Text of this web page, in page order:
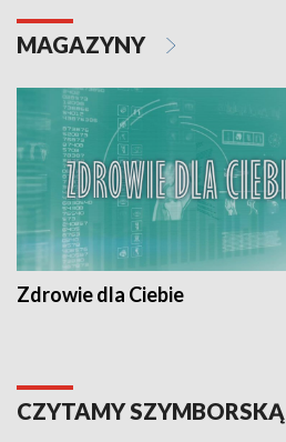
MAGAZYNY
Zdrowie dla Ciebie
CZYTAMY SZYMBORSKĄ